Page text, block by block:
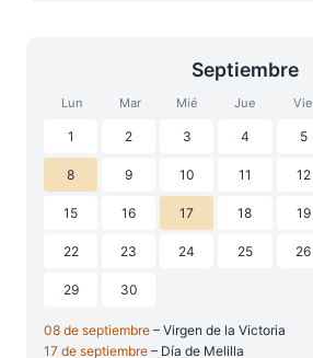
Septiembre
Lun Mar Mié Jue Vie
1 2 3 4 5
8 9 10 11 12
15 16 17 18 19
22 23 24 25 26
29 30
08 de septiembre – Virgen de la Victoria
17 de septiembre – Día de Melilla